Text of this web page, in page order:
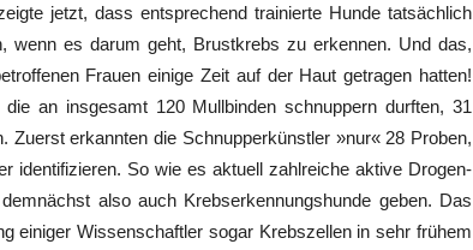
jetzt, dass entsprechend trainierte Hunde tatsächlich
wenn es darum geht, Brustkrebs zu erkennen. Und das,
Frauen einige Zeit auf der Haut getragen hatten!
an insgesamt 120 Mullbinden schnuppern durften, 31
Zuerst erkannten die Schnupperkünstler »nur« 28 Proben,
identifizieren. So wie es aktuell zahlreiche aktive Drogen-
also auch Krebserkennungshunde geben. Das
einiger Wissenschaftler sogar Krebszellen in sehr frühem